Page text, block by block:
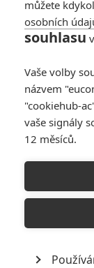
Vážný tón je
Někdo si řekl, že
bylo dost, takže
vlně a ten
upoutávka v
nemá možnost
dohromady
můžete
osobních
souhlasu
Vaše volby
názvem
"cookiehub-
vaše signály
12 měsíců.